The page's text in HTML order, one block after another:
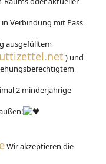
Verbindung mit Pass
ausgefülltem
) und
2 minderjährige
Wir akzeptieren die